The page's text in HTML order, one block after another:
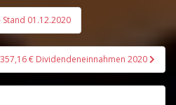
01.12.2020
€ Dividendeneinnahmen 2020